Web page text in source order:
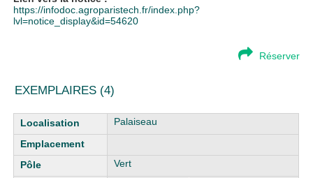
https://infodoc.agroparistech.fr/index.php?
lvl=notice_display&id=54620
Réserver
EXEMPLAIRES (4)
Liste des exemplaires Palaiseau
Vert